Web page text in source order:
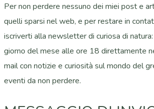
Per non perdere nessuno dei miei post e
quelli sparsi nel web, e per restare in
iscriverti alla newsletter di curiosa di
giorno del mese alle ore 18 direttamente
mail con notizie e curiosità sul mondo del
eventi da non perdere.